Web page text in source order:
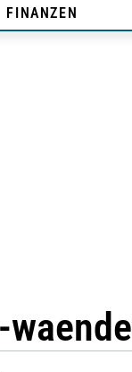
FINANZEN